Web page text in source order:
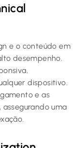
e o conteúdo em
desempenho.
dispositivo.
e as
uma